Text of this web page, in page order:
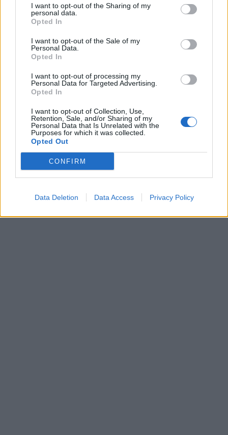
I want to opt-out of the Sharing of my
personal data.
Opted In
I want to opt-out of the Sale of my
Personal Data.
Opted In
I want to opt-out of processing my
Personal Data for Targeted Advertising.
Opted In
I want to opt-out of Collection, Use,
Retention, Sale, and/or Sharing of my
Personal Data that Is Unrelated with the
Purposes for which it was collected.
Opted Out
CONFIRM
Data Deletion Data Access Privacy Policy
✨ Nimikone
KOMMENTTIA